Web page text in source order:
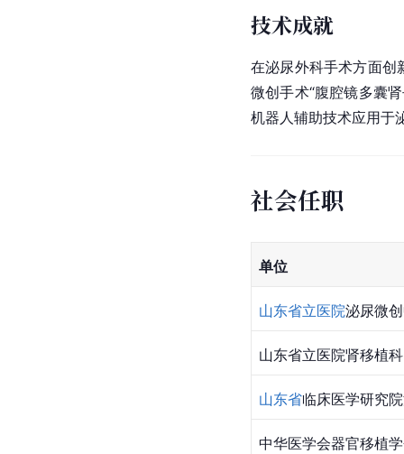
技术成就
在泌尿外科手术方面创
微创手术“腹腔镜多囊
机器人辅助技术应用于
社会任职
单位
山东省立医院泌尿微
山东省立医院肾移植科
山东省临床医学研究
中华医学会器官移植